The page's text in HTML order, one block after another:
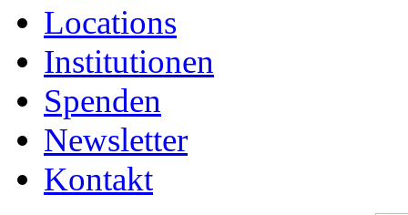
Locations
Institutionen
Spenden
Newsletter
Kontakt